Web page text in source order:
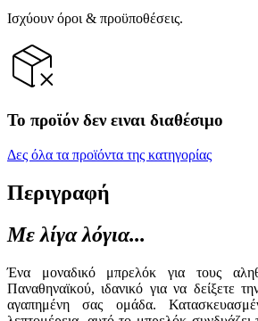
Ισχύουν όροι & προϋποθέσεις.
Το προϊόν δεν ειναι διαθέσιμο
Δες όλα τα προϊόντα της κατηγορίας
Περιγραφή
Με λίγα λόγια...
Ένα μοναδικό μπρελόκ για τους
Παναθηναϊκού, ιδανικό για να δείξετε
αγαπημένη σας ομάδα.